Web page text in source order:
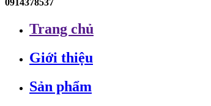
Trang chủ
Giới thiệu
Sản phẩm